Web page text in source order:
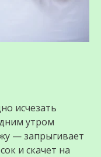
исчезать
утром
— запрыгивает
и скачет на